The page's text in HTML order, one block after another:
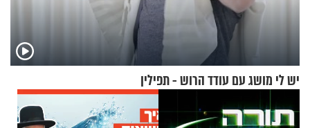
יש לי מושג עם עודד הרוש - תפילין